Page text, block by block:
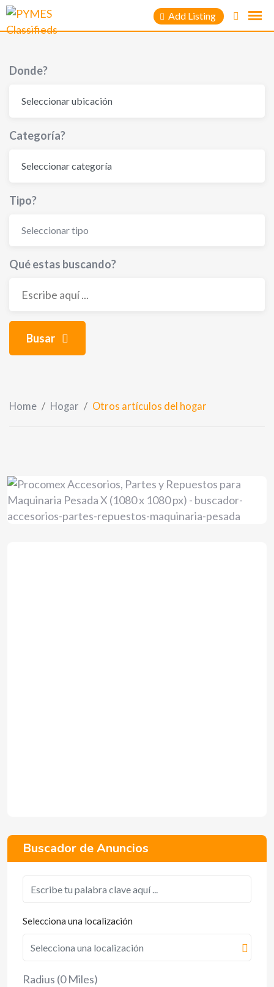
Skip
to
Add Listing
Donde?
Categoría?
Tipo?
Seleccionar tipo
Qué estas buscando?
Busar
Home / Hogar / Otros artículos del hogar
Buscador de Anuncios
Selecciona una localización
Radius (0Miles)